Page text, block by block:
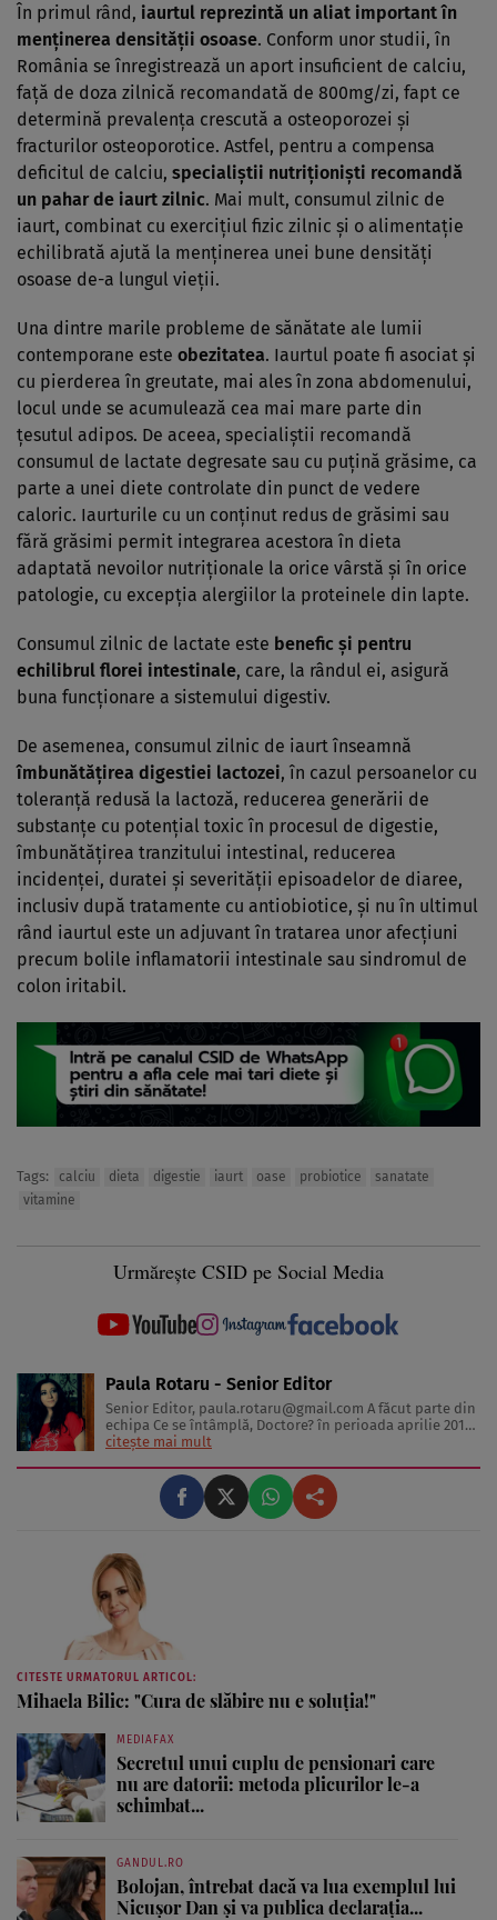
În primul rând, iaurtul reprezintă un aliat important în
menţinerea densităţii osoase. Conform unor studii, în
România se înregistrează un aport insuficient de calciu,
faţă de doza zilnică recomandată de 800mg/zi, fapt ce
determină prevalenţa crescută a osteoporozei şi
fracturilor osteoporotice. Astfel, pentru a compensa
deficitul de calciu, specialiştii nutriţionişti recomandă
un pahar de iaurt zilnic. Mai mult, consumul zilnic de
iaurt, combinat cu exerciţiul fizic zilnic şi o alimentaţie
echilibrată ajută la menţinerea unei bune densităţi
osoase de-a lungul vieţii.
Una dintre marile probleme de sănătate ale lumii
contemporane este obezitatea. Iaurtul poate fi asociat şi
cu pierderea în greutate, mai ales în zona abdomenului,
locul unde se acumulează cea mai mare parte din
ţesutul adipos. De aceea, specialiştii recomandă
consumul de lactate degresate sau cu puţină grăsime, ca
parte a unei diete controlate din punct de vedere
caloric. Iaurturile cu un conţinut redus de grăsimi sau
fără grăsimi permit integrarea acestora în dieta
adaptată nevoilor nutriţionale la orice vârstă şi în orice
patologie, cu excepţia alergiilor la proteinele din lapte.
Consumul zilnic de lactate este benefic şi pentru
echilibrul florei intestinale, care, la rândul ei, asigură
buna funcţionare a sistemului digestiv.
De asemenea, consumul zilnic de iaurt înseamnă
îmbunătăţirea digestiei lactozei, în cazul persoanelor cu
toleranţă redusă la lactoză, reducerea generării de
substanţe cu potenţial toxic în procesul de digestie,
îmbunătăţirea tranzitului intestinal, reducerea
incidenţei, duratei şi severităţii episoadelor de diaree,
inclusiv după tratamente cu antiobiotice, şi nu în ultimul
rând iaurtul este un adjuvant în tratarea unor afecţiuni
precum bolile inflamatorii intestinale sau sindromul de
colon iritabil.
Tags: calciu dieta digestie iaurt oase probiotice
sanatate
vitamine
Urmărește CSID pe Social Media
Paula Rotaru - Senior Editor
Senior Editor, paula.rotaru@gmail.com
echipa Ce se întâmplă, Doctore? în perioada aprilie 2013-
decembrie 2023. Articolele sale cuprind informații despre
și sănătatea emoțională. Colaborări: Viața ...
citește mai mult
CITESTE URMATORUL ARTICOL:
Mihaela Bilic: "Cura de slăbire nu e soluţia!"
MEDIAFAX
Secretul unui cuplu de pensionari care
nu are datorii: metoda plicurilor le-a
schimbat...
GANDUL.RO
Bolojan, întrebat dacă va lua exemplul lui
Nicușor Dan și va publica declarația...